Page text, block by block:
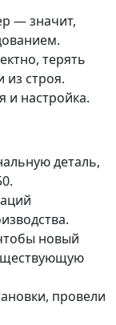
— значит,
терять
из строя.
и настройка.
деталь,
новый
провели